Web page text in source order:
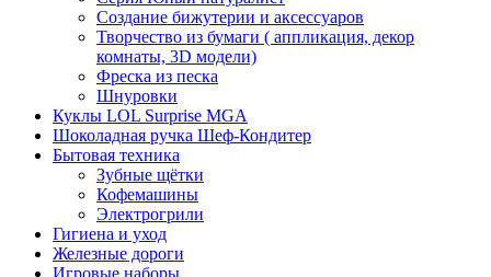
Создание бижутерии и аксессуаров
Творчество из бумаги ( аппликация, декор
комнаты, 3D модели)
Фреска из песка
Шнуровки
Куклы LOL Surprise MGA
Шоколадная ручка Шеф-Кондитер
Бытовая техника
Зубные щётки
Кофемашины
Электрогрили
Гигиена и уход
Железные дороги
Игровые наборы